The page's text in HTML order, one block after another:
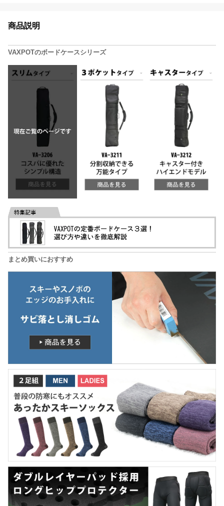
商品説明
VAXPOTのボードケースシリーズ
まとめ買いにおすすめ